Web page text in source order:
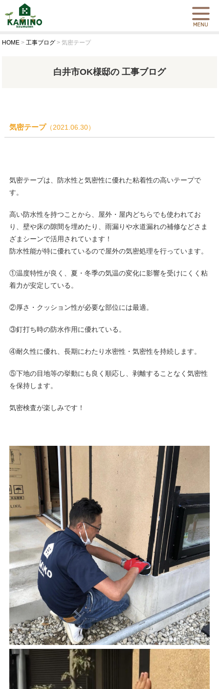
HOME >工事ブログ >気密テープ
白井市OK様邸の 工事ブログ
気密テープ（2021.06.30）
気密テープは、防水性と気密性に優れた粘着性の高いテープで
す。
高い防水性を持つことから、屋外・屋内どちらでも使われてお
り、壁や床の隙間を埋めたり、雨漏りや水道漏れの補修などさま
ざまシーンで活用されています！
防水性能が特に優れているので屋外の気密処理を行っています。
①温度特性が良く、夏・冬季の気温の変化に影響を受けにくく粘
着力が安定している。
②厚さ・クッション性が必要な部位には最適。
③釘打ち時の防水作用に優れている。
④耐久性に優れ、長期にわたり水密性・気密性を持続します。
⑤下地の目地等の挙動にも良く順応し、剥離することなく気密性
を保持します。
気密検査が楽しみです！